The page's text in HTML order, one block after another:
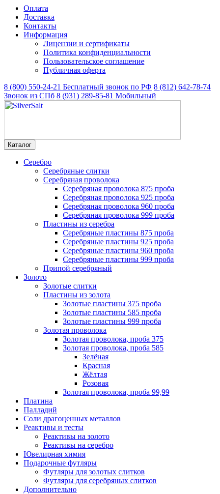
Оплата
Доставка
Контакты
Информация
Лицензии и сертификаты
Политика конфиденциальности
Пользовательское соглашение
Публичная оферта
8 (800) 550-24-21 Бесплатный звонок по РФ 8 (812) 642-78-74
Звонок из СПб 8 (931) 289-85-81 Мобильный
Каталог
Серебро
Серебряные слитки
Серебряная проволока
Серебряная проволока 875 проба
Серебряная проволока 925 проба
Серебряная проволока 960 проба
Серебряная проволока 999 проба
Пластины из серебра
Серебряные пластины 875 проба
Серебряные пластины 925 проба
Серебряные пластины 960 проба
Серебряные пластины 999 проба
Припой серебряный
Золото
Золотые слитки
Пластины из золота
Золотые пластины 375 проба
Золотые пластины 585 проба
Золотые пластины 999 проба
Золотая проволока
Золотая проволока, проба 375
Золотая проволока, проба 585
Зелёная
Красная
Жёлтая
Розовая
Золотая проволока, проба 99,99
Платина
Палладий
Соли драгоценных металлов
Реактивы и тесты
Реактивы на золото
Реактивы на серебро
Ювелирная химия
Подарочные футляры
Футляры для золотых слитков
Футляры для серебряных слитков
Дополнительно